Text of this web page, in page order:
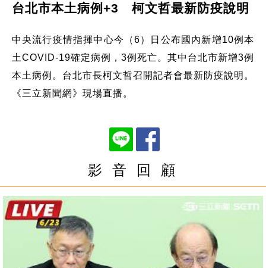
台北市本土病例+3 柯文哲最新防疫說明
中央流行疫情指揮中心今（6）日公布國內新增10例本
土COVID-19確定病例，3例死亡。其中台北市新增3例
本土病例。台北市長柯文哲召開記者會最新防疫說明。
《三立新聞網》現場直播。
影 音 回 顧